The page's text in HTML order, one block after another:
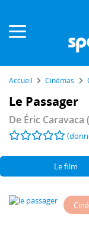
Accueil Cinémas
Le Passager
De Éric Caravaca
Le film